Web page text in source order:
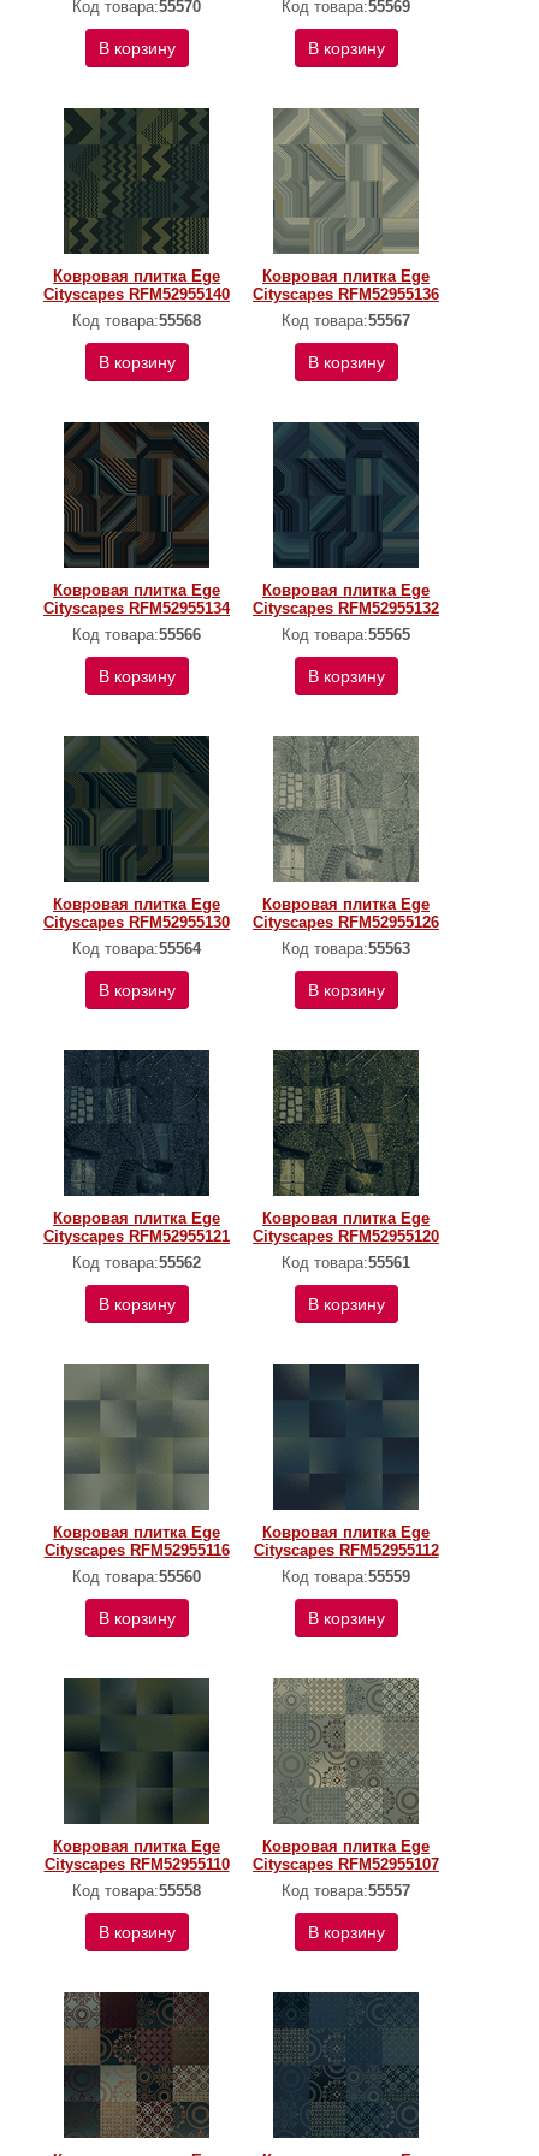
Код товара:55570
В корзину
Код товара:55569
В корзину
Ковровая плитка Ege
Cityscapes RFM52955140
Код товара:55568
В корзину
Ковровая плитка Ege
Cityscapes RFM52955136
Код товара:55567
В корзину
Ковровая плитка Ege
Cityscapes RFM52955134
Код товара:55566
В корзину
Ковровая плитка Ege
Cityscapes RFM52955132
Код товара:55565
В корзину
Ковровая плитка Ege
Cityscapes RFM52955130
Код товара:55564
В корзину
Ковровая плитка Ege
Cityscapes RFM52955126
Код товара:55563
В корзину
Ковровая плитка Ege
Cityscapes RFM52955121
Код товара:55562
В корзину
Ковровая плитка Ege
Cityscapes RFM52955120
Код товара:55561
В корзину
Ковровая плитка Ege
Cityscapes RFM52955116
Код товара:55560
В корзину
Ковровая плитка Ege
Cityscapes RFM52955112
Код товара:55559
В корзину
Ковровая плитка Ege
Cityscapes RFM52955110
Код товара:55558
В корзину
Ковровая плитка Ege
Cityscapes RFM52955107
Код товара:55557
В корзину